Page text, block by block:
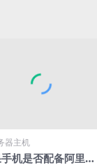
器主机
机是否配备阿里云